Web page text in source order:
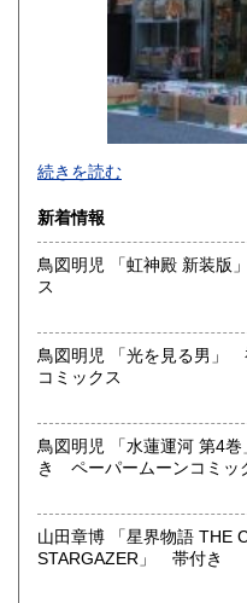
600
新旧女優・アイドルのグラ
映画・特撮、ゲーム・アニ
お取り扱いは、趣味のもの
グラビアアイドル雑誌(キ
ドルも歓迎)
古マンガ・アニメロマン
美少女ゲーム、プレミア
映画パンフレット、プレミ
どんなジャンルでも買取す
東京近郊出張買取していま
線)
最寄駅：神保町駅 御茶ノ
営業時間：12:00-20:00
定休日：なし 年末は30
続きを読む
新着情報
鳥図明児 「虹神殿 新装
ス
鳥図明児 「光を見る男
コミックス
鳥図明児 「水蓮運河 第4
き ペーパームーンコミ
山田章博 「星界物語 THE
STARGAZER」 帯付き